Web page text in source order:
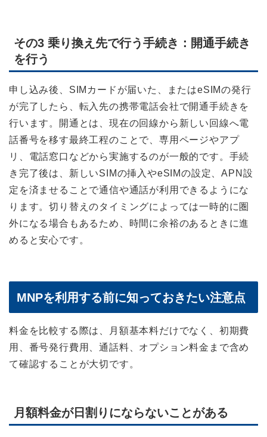
その3 乗り換え先で行う手続き：開通手続き
を行う
申し込み後、SIMカードが届いた、またはeSIMの発行
が完了したら、転入先の携帯電話会社で開通手続きを
行います。開通とは、現在の回線から新しい回線へ電
話番号を移す最終工程のことで、専用ページやアプ
リ、電話窓口などから実施するのが一般的です。手続
き完了後は、新しいSIMの挿入やeSIMの設定、APN設
定を済ませることで通信や通話が利用できるようにな
ります。切り替えのタイミングによっては一時的に圏
外になる場合もあるため、時間に余裕のあるときに進
めると安心です。
MNPを利用する前に知っておきたい注意点
料金を比較する際は、月額基本料だけでなく、初期費
用、番号発行費用、通話料、オプション料金まで含め
て確認することが大切です。
月額料金が日割りにならないことがある